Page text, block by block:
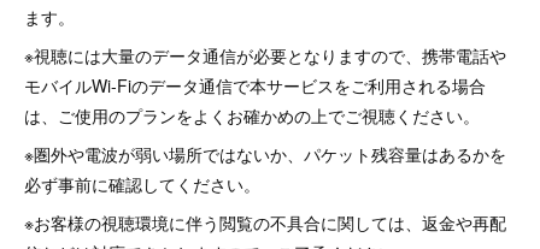
ます。
※視聴には大量のデータ通信が必要となりますので、携帯電話や
モバイルWi-Fiのデータ通信で本サービスをご利用される場合
は、ご使用のプランをよくお確かめの上でご視聴ください。
※圏外や電波が弱い場所ではないか、パケット残容量はあるかを
必ず事前に確認してください。
※お客様の視聴環境に伴う閲覧の不具合に関しては、返金や再配